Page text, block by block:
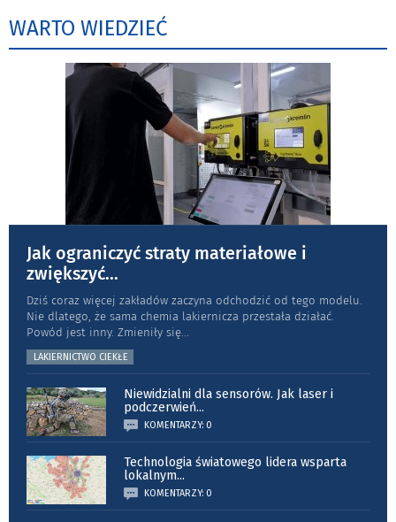
WARTO WIEDZIEĆ
Jak ograniczyć straty materiałowe i
zwiększyć...
Dziś coraz więcej zakładów zaczyna odchodzić od tego modelu.
Nie dlatego, że sama chemia lakiernicza przestała działać.
Powód jest inny. Zmieniły się...
LAKIERNICTWO CIEKŁE
Niewidzialni dla sensorów. Jak laser i
podczerwień...
KOMENTARZY: 0
Technologia światowego lidera wsparta
lokalnym...
KOMENTARZY: 0